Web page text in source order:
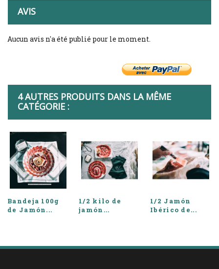
AVIS
Aucun avis n'a été publié pour le moment.
4 AUTRES PRODUITS DANS LA MÊME
CATÉGORIE :
Bandeja 100g
de Jamón...
1/2 kilo de
jamón...
1/2 Jamón
Ibérico de...